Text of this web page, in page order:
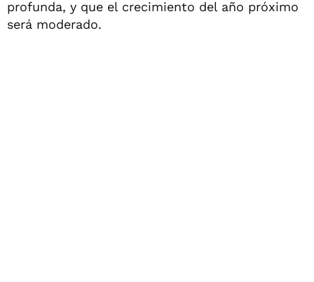
profunda, y que el crecimiento del año próximo
será moderado.